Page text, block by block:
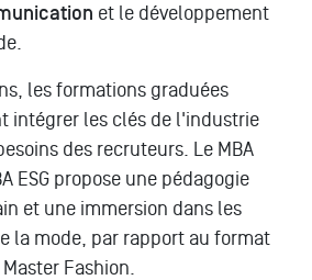
et le développement
les formations graduées
intégrer les clés de l'industrie
des recruteurs. Le MBA
ESG propose une pédagogie
et une immersion dans les
la mode, par rapport au format
Fashion.